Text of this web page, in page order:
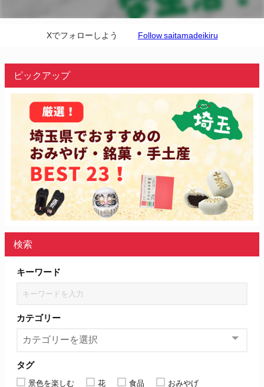
Xでフォローしよう Follow saitamadeikiru
ピックアップ
検索
キーワード
カテゴリー
タグ
景色を楽しむ 花 食品
おみやげ